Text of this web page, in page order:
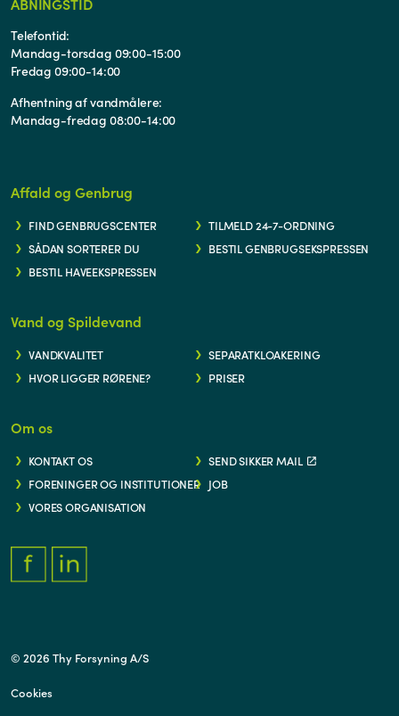
Telefontid:
Mandag-torsdag 09:00-15:00
Fredag 09:00-14:00
Afhentning af vandmålere:
Mandag-fredag 08:00-14:00
Affald og Genbrug
FIND GENBRUGSCENTER
TILMELD 24-7-ORDNING
SÅDAN SORTERER DU
BESTIL GENBRUGSEKSPRESSEN
BESTIL HAVEEKSPRESSEN
Vand og Spildevand
VANDKVALITET
SEPARATKLOAKERING
HVOR LIGGER RØRENE?
PRISER
Om os
KONTAKT OS
SEND SIKKER MAIL
FORENINGER OG INSTITUTIONER JOB
VORES ORGANISATION
© 2026 Thy Forsyning A/S
Cookies